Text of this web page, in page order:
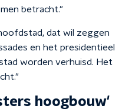
betracht."
dat wil zeggen
en het presidentieel
worden verhuisd. Het
hoogbouw'